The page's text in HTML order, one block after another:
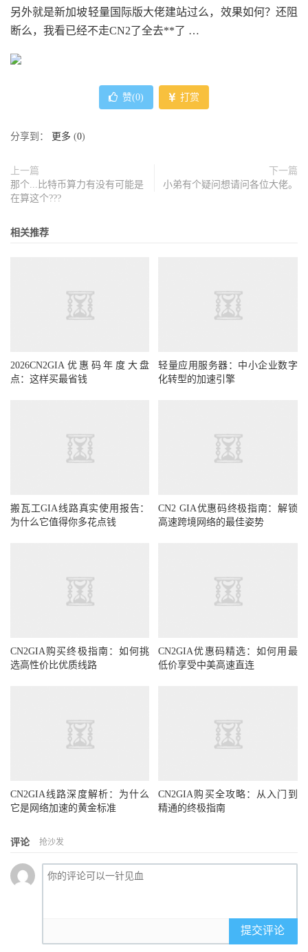
另外就是新加坡轻量国际版大佬建站过么，效果如何？还阻
断么，我看已经不走CN2了全去**了 …
赞(0) 打赏
分享到： 更多 (0)
上一篇
那个...比特币算力有没有可能是
在算这个???
下一篇
小弟有个疑问想请问各位大佬。
相关推荐
2026CN2GIA优惠码年度大盘
点：这样买最省钱
轻量应用服务器：中小企业数字
化转型的加速引擎
搬瓦工GIA线路真实使用报告：
为什么它值得你多花点钱
CN2 GIA优惠码终极指南：解锁
高速跨境网络的最佳姿势
CN2GIA购买终极指南：如何挑
选高性价比优质线路
CN2GIA优惠码精选：如何用最
低价享受中美高速直连
CN2GIA线路深度解析：为什么
它是网络加速的黄金标准
CN2GIA购买全攻略：从入门到
精通的终极指南
评论 抢沙发
提交评论